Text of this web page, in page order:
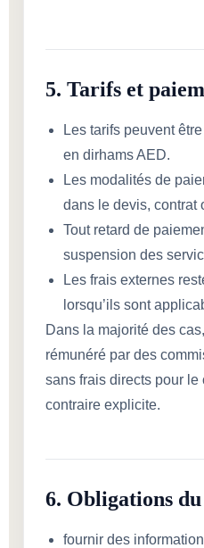
5. Tarifs et
Les tarifs peuvent
en dirhams AED.
Les modalités de
dans le devis, contrat
Tout retard de
suspension des
Les frais externes
lorsqu’ils sont
Dans la majorité des
rémunéré par des
sans frais directs pour
contraire explicite.
6. Obligations
fournir des